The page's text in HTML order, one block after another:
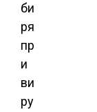
би
ря
пр
и
ви
ру